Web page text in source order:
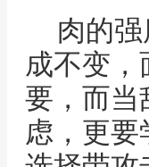
肉的
成不变
要，而当
虑，更